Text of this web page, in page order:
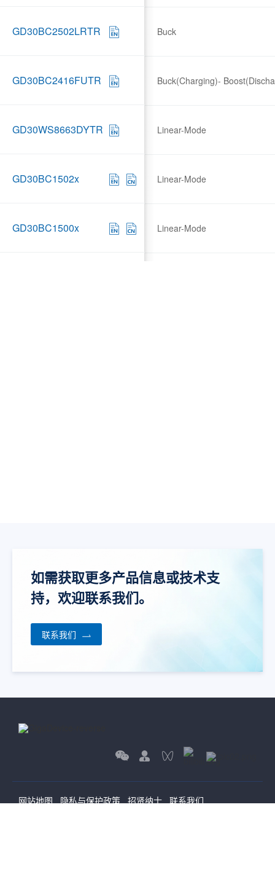
GD30BC2502LRTR Buck
GD30BC2416FUTR Buck(Charging)-
GD30WS8663DYTR Linear-Mode
GD30BC1502x Linear-Mode
GD30BC1500x Linear-Mode
如需获取更多产品信息或技术支
持，欢迎联系我们。
联系我们
网站地图 隐私与保护政策 招贤纳士 联系我们